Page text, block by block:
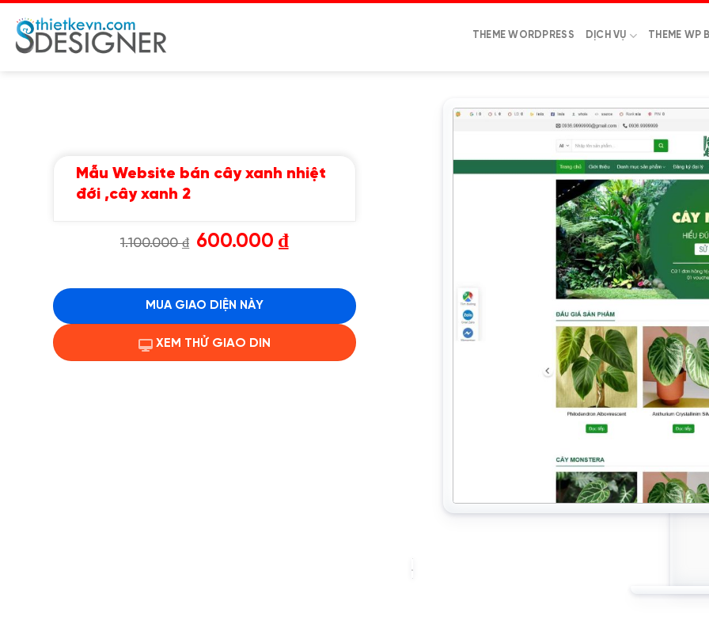
đến
nội
THEME WORDPRESS DỊCH VỤ THEME WP
Mẫu Website bán cây xanh nhiệt
đới ,cây xanh 2
1.100.000₫
Giá
gốc
600.000₫Giá
hiện
600.000 ₫.
MUA GIAO DIỆN NÀY
XEM THỬ GIAO DIN